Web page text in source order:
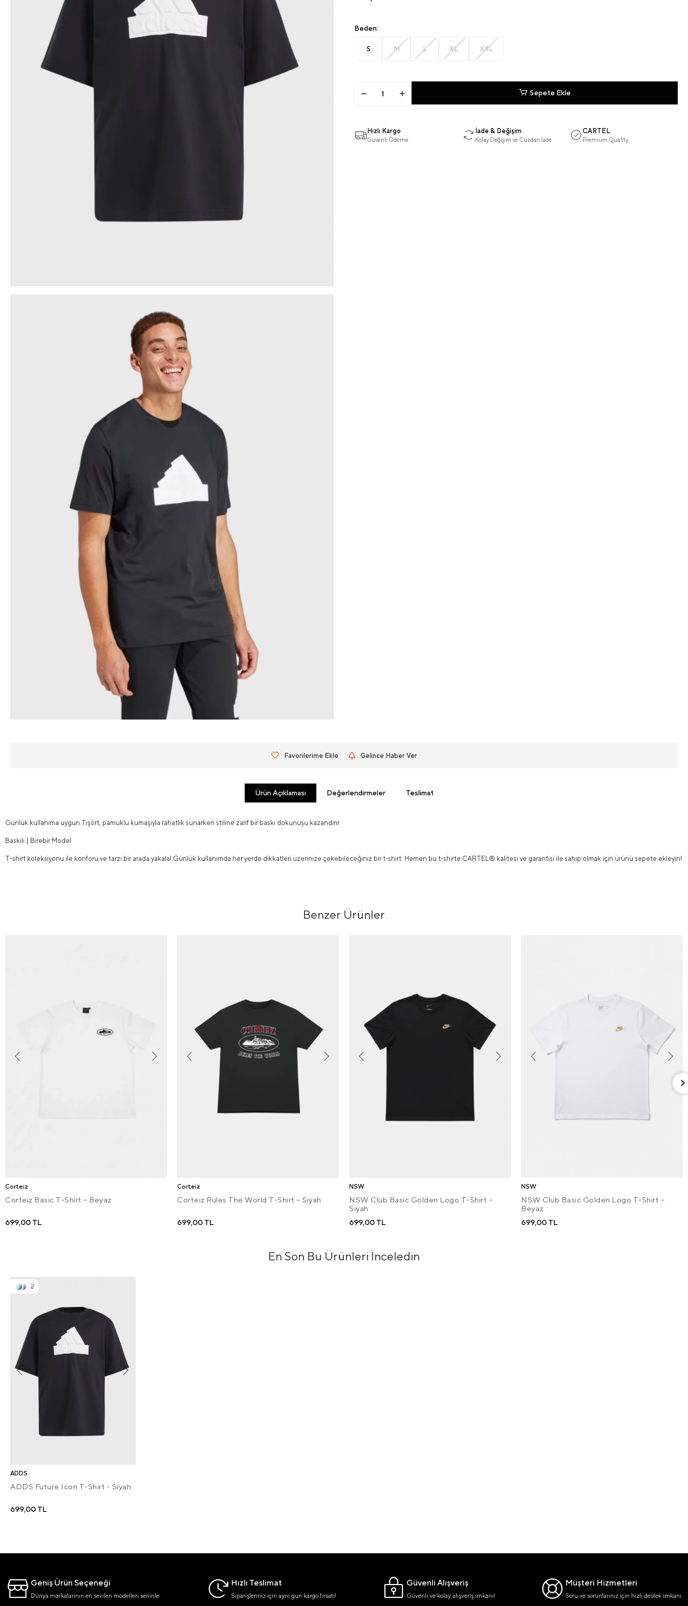
Beden:
S M L XL XXL
Sepete Ekle
Hızlı Kargo
Güvenli Ödeme
İade & Değişim
Kolay Değişim ve Cüzdan İade
CARTEL
Premium Quality
Favorilerime Ekle Gelince Haber Ver
Ürün Açıklaması Değerlendirmeler Teslimat
Günlük kullanıma uygun Tişört, pamuklu kumaşıyla rahatlık sunarken stiline zarif bir baskı dokunuşu kazandırır.
Baskılı | Birebir Model
T-shirt koleksiyonu ile konforu ve tarzı bir arada yakala! Günlük kullanımda her yerde dikkatleri üzerinize çekebileceğiniz bir t-shirt. Hemen bu t-shirte CARTEL® kalitesi ve garantisi ile sahip olmak için ürünü sepete ekleyin!
Benzer Ürünler
Corteiz
Corteiz Basic T-Shirt – Beyaz
699,00 TL
Corteiz
Corteiz Rules The World T-Shirt – Siyah
699,00 TL
NSW
NSW Club Basic Golden Logo T-Shirt –
Siyah
699,00 TL
NSW
NSW Club Basic Golden Logo T-Shirt –
Beyaz
699,00 TL
En Son Bu Ürünleri İnceledin
2
ADDS
ADDS Future Icon T-Shirt - Siyah
699,00 TL
Geniş Ürün Seçeneği
Dünya markalarının en sevilen modelleri seninle.
Hızlı Teslimat
Siparişleriniz için aynı gün kargo fırsatı!
Güvenli Alışveriş
Güvenli ve kolay alışveriş imkanı!
Müşteri Hizmetleri
Soru ve sorunlarınız için hızlı destek imkanı.